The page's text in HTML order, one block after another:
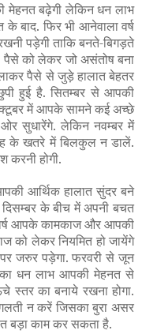
बढ़ेगी लेकिन धन लाभ
बाद. फिर भी आनेवाला वर्ष
पड़ेगी ताकि बनते-बिगड़ते
पैसे को लेकर जो असंतोष बना
पैसे से जुड़े हालात बेहतर
हुई है. सितम्बर से आपकी
में आपके सामने कई अच्छे
सुधारेंगे. लेकिन नवम्बर में
के खतरे में बिलकुल न डालें.
करनी होगी.
आर्थिक हालात सुंदर बने
के बीच में अपनी बचत
आपके कामकाज और आपकी
को लेकर नियमित हो जायेंगे
जरुर पड़ेगा. फरवरी से जून
धन लाभ आपकी मेहनत से
का बनाये रखना होगा.
न करें जिसका बुरा असर
बड़ा काम कर सकता है.